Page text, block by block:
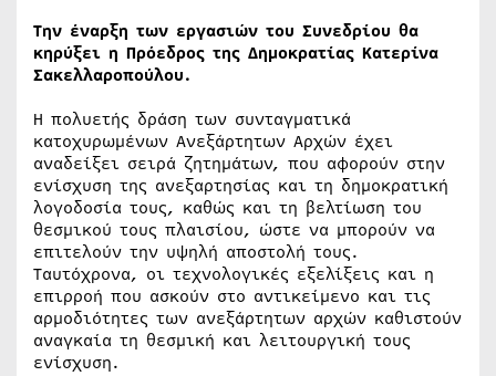
Την έναρξη των εργασιών του Συνεδρίου θα
κηρύξει η Πρόεδρος της Δημοκρατίας Κατερίνα
Σακελλαροπούλου.
Η πολυετής δράση των συνταγματικά
κατοχυρωμένων Ανεξάρτητων Αρχών έχει
αναδείξει σειρά ζητημάτων, που αφορούν στην
ενίσχυση της ανεξαρτησίας και τη δημοκρατική
λογοδοσία τους, καθώς και τη βελτίωση του
θεσμικού τους πλαισίου, ώστε να μπορούν να
επιτελούν την υψηλή αποστολή τους.
Ταυτόχρονα, οι τεχνολογικές εξελίξεις και η
επιρροή που ασκούν στο αντικείμενο και τις
αρμοδιότητες των ανεξάρτητων αρχών καθιστούν
αναγκαία τη θεσμική και λειτουργική τους
ενίσχυση.